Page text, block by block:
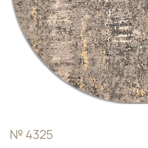
№ 4325